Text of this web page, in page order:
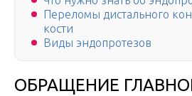
Переломы дистального
кости
Виды эндопротезов
ОБРАЩЕНИЕ